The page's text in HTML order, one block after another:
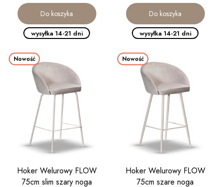
Do koszyka
wysyłka 14-21 dni
Do koszyka
wysyłka 14-21 dni
Nowość
Hoker Welurowy FLOW
75cm slim szary noga
Nowość
Hoker Welurowy FLOW
75cm szare noga